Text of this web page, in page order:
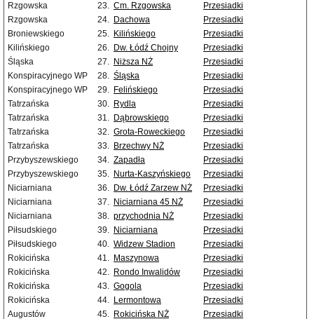
Rzgowska
23. Cm. Rzgowska
Przesiadki
Rzgowska
24. Dachowa
Przesiadki
Broniewskiego
25. Kilińskiego
Przesiadki
Kilińskiego
26. Dw. Łódź Chojny
Przesiadki
Śląska
27. Niższa NŻ
Przesiadki
Konspiracyjnego WP
28. Śląska
Przesiadki
Konspiracyjnego WP
29. Felińskiego
Przesiadki
Tatrzańska
30. Rydla
Przesiadki
Tatrzańska
31. Dąbrowskiego
Przesiadki
Tatrzańska
32. Grota-Roweckiego
Przesiadki
Tatrzańska
33. Brzechwy NŻ
Przesiadki
Przybyszewskiego
34. Zapadła
Przesiadki
Przybyszewskiego
35. Nurta-Kaszyńskiego
Przesiadki
Niciarniana
36. Dw. Łódź Zarzew NŻ
Przesiadki
Niciarniana
37. Niciarniana 45 NŻ
Przesiadki
Niciarniana
38. przychodnia NŻ
Przesiadki
Piłsudskiego
39. Niciarniana
Przesiadki
Piłsudskiego
40. Widzew Stadion
Przesiadki
Rokicińska
41. Maszynowa
Przesiadki
Rokicińska
42. Rondo Inwalidów
Przesiadki
Rokicińska
43. Gogola
Przesiadki
Rokicińska
44. Lermontowa
Przesiadki
Augustów
45. Rokicińska NŻ
Przesiadki